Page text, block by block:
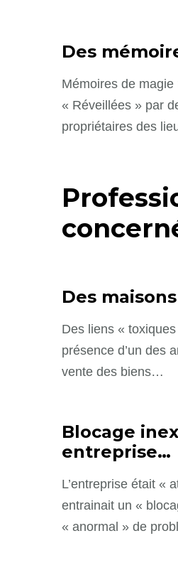
Des
Mémoires de
« Réveillées » par
propriétaires des
Des
Des liens «
présence d’un des
vente des biens…
Blocage
entreprise…
L’entreprise était «
entrainait un «
« anormal » de